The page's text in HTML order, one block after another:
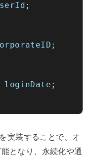
;
;
loginDate ;
実装することで、オ
となり、永続化や通